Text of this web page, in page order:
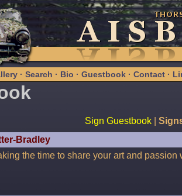
· Search · Bio · Guestbook · Contact ·
Sign Guestbook|
Bradley
the time to share your art and